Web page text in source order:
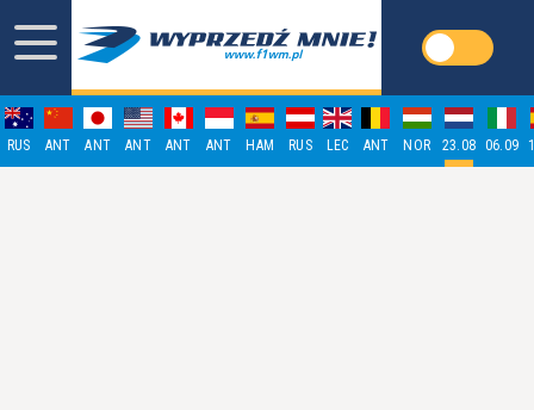
RUS ANT ANT ANT ANT ANT HAM RUS LEC ANT NOR 23.08 06.09